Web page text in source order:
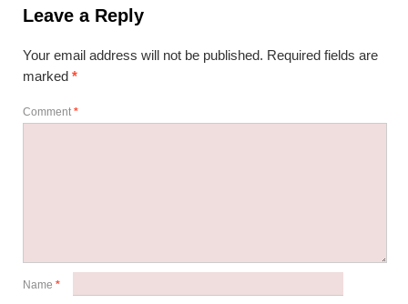
Leave a Reply
Your email address will not be published. Required fields are
marked *
Comment *
Name *